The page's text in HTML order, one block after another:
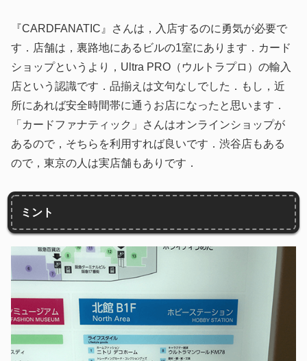
『CARDFANATIC』さんは，入店するのに勇気が必要で
す．店舗は，裏路地にあるビルの1室にあります．カード
ショップというより，Ultra PRO（ウルトラプロ）の輸入
店という認識です．品揃えは文句なしでした．もし，近
所にあれば安全時間帯に通うお店になったと思います．
「カードファナティック」さんはオンラインショップが
あるので，そちらを利用すれば良いです．渋谷店もある
ので，東京の人は実店舗もありです．
ミント